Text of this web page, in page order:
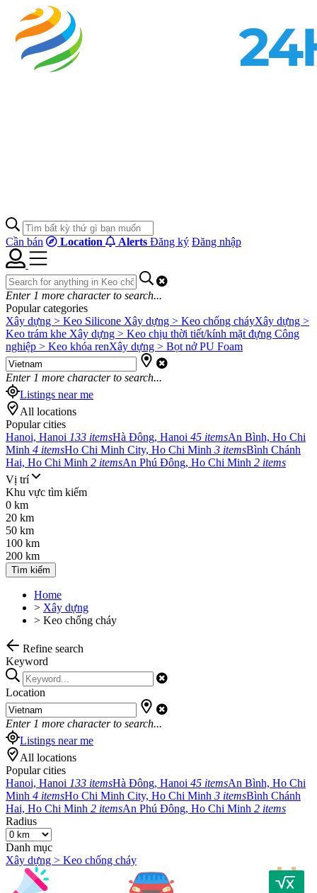
Cần bán Location Alerts Đăng ký Đăng nhập
Enter 1 more character to search...
Popular categories
Xây dựng > Keo Silicone Xây dựng > Keo chống cháyXây dựng >
Keo trám khe Xây dựng > Keo chịu thời tiết/kính mặt đựng Công
nghiệp > Keo khóa renXây dựng > Bọt nở PU Foam
Enter 1 more character to search...
Listings near me
All locations
Popular cities
Hanoi, Hanoi 133 itemsHà Đông, Hanoi 45 itemsAn Bình, Ho Chi
Minh 4 itemsHo Chi Minh City, Ho Chi Minh 3 itemsBình Chánh
Hai, Ho Chi Minh 2 itemsAn Phú Đông, Ho Chi Minh 2 items
Vị trí
Khu vực tìm kiếm
0 km
20 km
50 km
100 km
200 km
Tìm kiếm
Home
> Xây dựng
> Keo chống cháy
Refine search
Keyword
Location
Enter 1 more character to search...
Listings near me
All locations
Popular cities
Hanoi, Hanoi 133 itemsHà Đông, Hanoi 45 itemsAn Bình, Ho Chi
Minh 4 itemsHo Chi Minh City, Ho Chi Minh 3 itemsBình Chánh
Hai, Ho Chi Minh 2 itemsAn Phú Đông, Ho Chi Minh 2 items
Radius
Danh mục
Xây dựng > Keo chống cháy